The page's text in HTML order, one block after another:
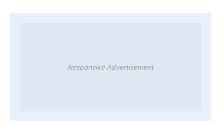
Responsive Advertisement